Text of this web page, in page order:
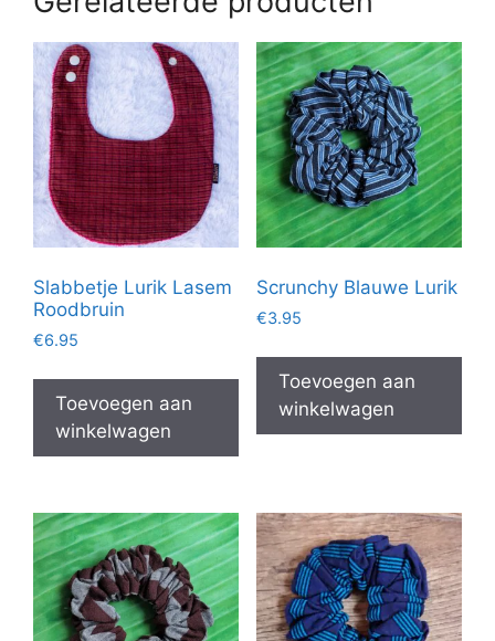
Slabbetje Lurik Lasem
Roodbruin
€6.95
Toevoegen aan
winkelwagen
Scrunchy Blauwe Lurik
€3.95
Toevoegen aan
winkelwagen